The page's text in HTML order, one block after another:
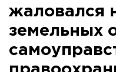
жаловался
земельных